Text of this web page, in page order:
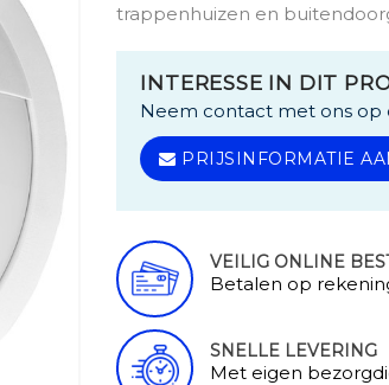
trappenhuizen en
INTERESSE IN DIT
Neem contact met ons op
PRIJSINFORMATIE
VEILIG ONLINE
Betalen op
SNELLE LEVERING
Met eigen